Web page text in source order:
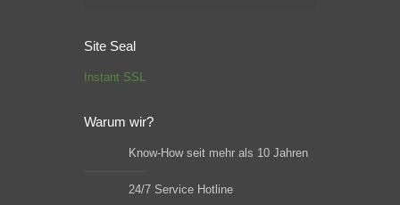
Site Seal
Instant SSL
Warum wir?
Know-How seit mehr als 10 Jahren
24/7 Service Hotline